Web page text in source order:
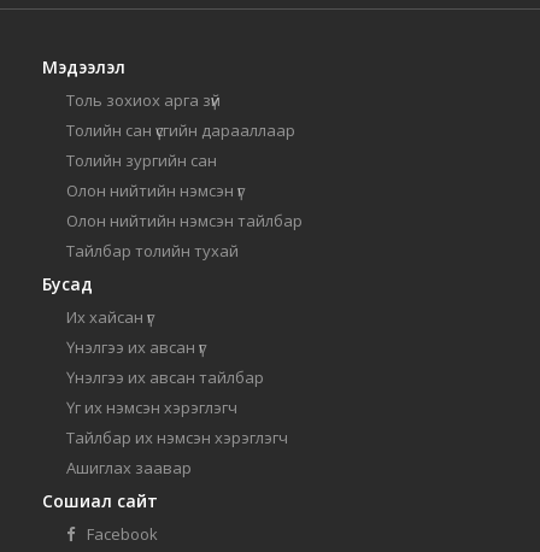
Мэдээлэл
Толь зохиох арга зүй
Толийн сан үсгийн дарааллаар
Толийн зургийн сан
Олон нийтийн нэмсэн үг
Олон нийтийн нэмсэн тайлбар
Тайлбар толийн тухай
Бусад
Их хайсан үг
Үнэлгээ их авсан үг
Үнэлгээ их авсан тайлбар
Үг их нэмсэн хэрэглэгч
Тайлбар их нэмсэн хэрэглэгч
Ашиглах заавар
Сошиал сайт
Facebook